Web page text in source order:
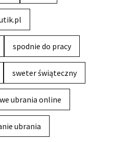
spodnie do pracy
sweter świąteczny
ubrania online
ubrania